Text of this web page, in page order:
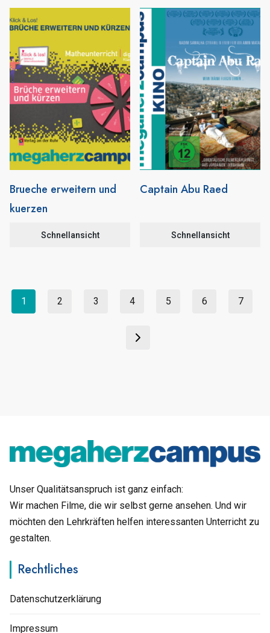
Brueche erweitern und
kuerzen
Schnellansicht
Captain Abu Raed
Schnellansicht
1 2 3 4 5 6 7
Unser Qualitätsanspruch ist ganz einfach:
Wir machen Filme, die wir selbst gerne ansehen. Und wir
möchten den Lehrkräften helfen interessanten Unterricht zu
gestalten.
Rechtliches
Datenschutzerklärung
Impressum